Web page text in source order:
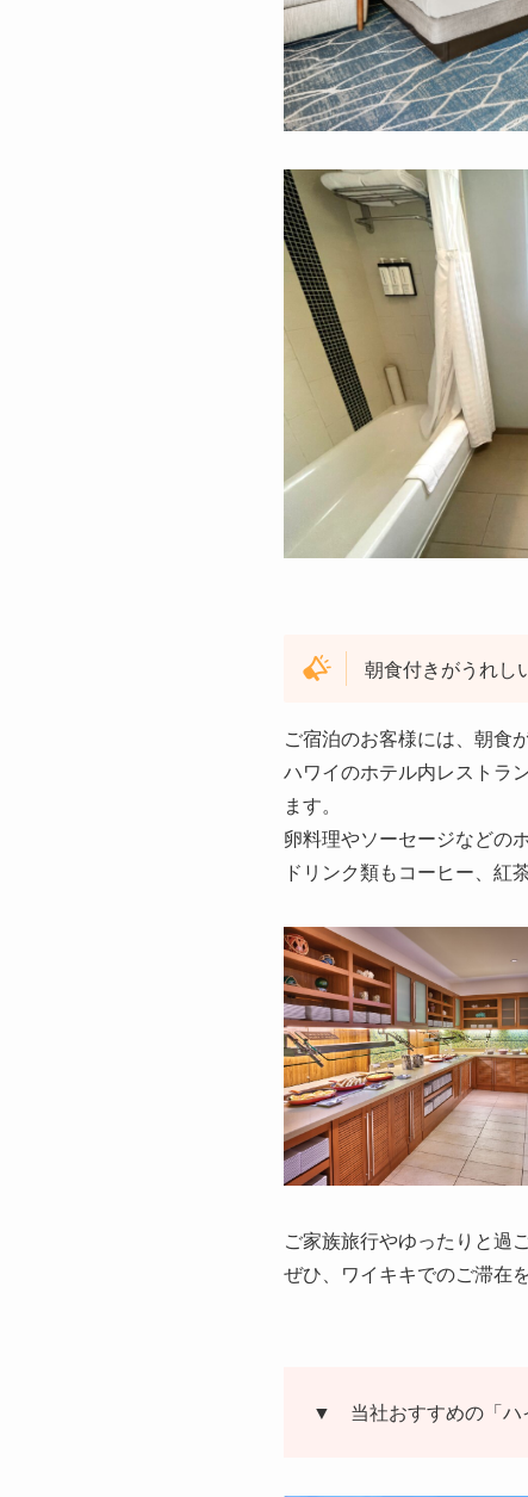
朝食付きがうれし
ご宿泊のお客様には、朝食
ハワイのホテル内レストラ
ます。
卵料理やソーセージなどの
ドリンク類もコーヒー、紅
ご家族旅行やゆったりと過
ぜひ、ワイキキでのご滞在
▼ 当社おすすめの「ハ